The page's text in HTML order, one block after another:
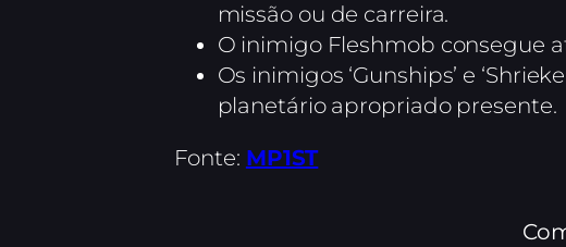
missão ou de carreira.
O inimigo Fleshmob consegue
Os inimigos ‘Gunships’ e
planetário apropriado presente.
Fonte: MP1ST